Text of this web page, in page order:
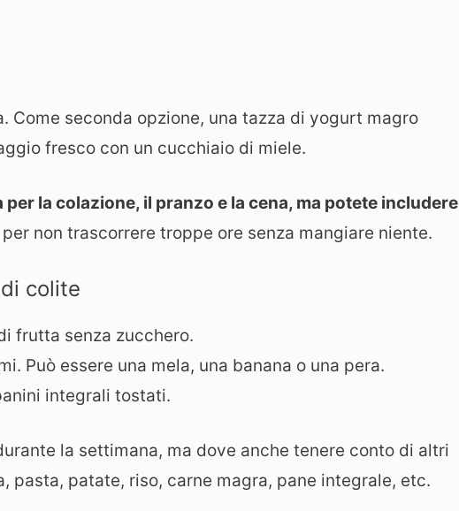
Come seconda opzione, una tazza di yogurt magro
fresco con un cucchiaio di miele.
la colazione, il pranzo e la cena, ma potete includere
per non trascorrere troppe ore senza mangiare niente.
colite
frutta senza zucchero.
Può essere una mela, una banana o una pera.
integrali tostati.
la settimana, ma dove anche tenere conto di altri
pasta, patate, riso, carne magra, pane integrale, etc.